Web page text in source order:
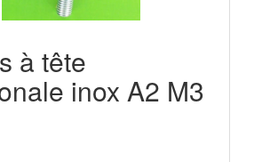
à tête
inox A2 M3